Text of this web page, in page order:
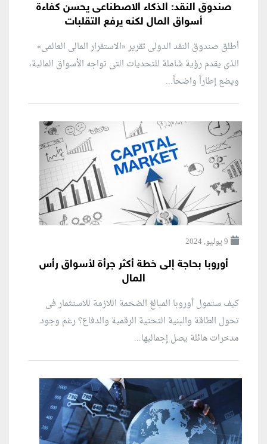
صندوق النقد: الذكاء الاصطناعى يحسن كفاءة
أسواق المال لكنه يرفع التقلبات
أطلق صندوق النقد الدولى تقرير «الاستقرار المالى العالمى»
الذى يقدم رؤية شاملة للتحديات التى تواجه الأسواق المالية،
ويضع إطاراً واضحاً...
9 يوليو, 2024
أوروبا بحاجة إلى خطة أكثر جرأة لأسواق رأس
المال
كيف ستمول أوروبا المبالغ الضخمة اللازمة للاستثمار فى
تحول الطاقة والبنية التحتية الرقمية والدفاع؟ رغم وجود
مدخرات هائلة يصل إجماليها...